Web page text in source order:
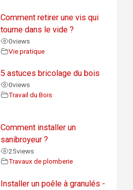
Comment retirer une vis qui
tourne dans le vide ?
0views
Vie pratique
5 astuces bricolage du bois
0views
Travail du Bois
Comment installer un
sanibroyeur ?
25views
Travaux de plomberie
Installer un poêle à granulés -